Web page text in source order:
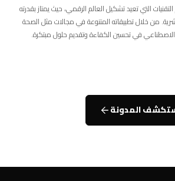
التي تعيد تشكيل العالم الرقمي، حيث يمتاز بقدرته
من خلال تطبيقاته المتنوعة في مجالات مثل الصحة
في تحسين الكفاءة وتقديم حلول مبتكرة.
المدونة